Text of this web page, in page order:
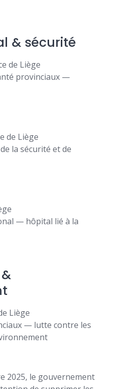
& sécurité
de Liège
provinciaux —
de Liège
la sécurité et de
— hôpital lié à la
Liège
— lutte contre les
2025, le gouvernement